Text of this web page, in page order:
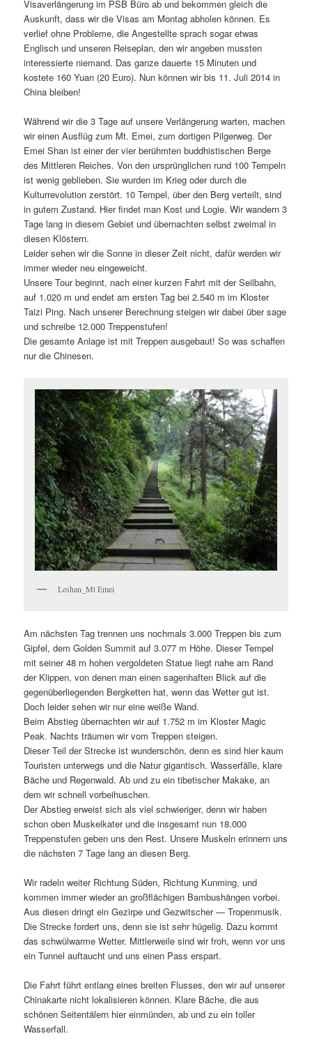
Visaverlängerung im PSB Büro ab und bekommen gleich die
Auskunft, dass wir die Visas am Montag abholen können. Es
verlief ohne Probleme, die Angestellte sprach sogar etwas
Englisch und unseren Reiseplan, den wir angeben mussten
interessierte niemand. Das ganze dauerte 15 Minuten und
kostete 160 Yuan (20 Euro). Nun können wir bis 11. Juli 2014 in
China bleiben!
Während wir die 3 Tage auf unsere Verlängerung warten, machen
wir einen Ausflüg zum Mt. Emei, zum dortigen Pilgerweg. Der
Emei Shan ist einer der vier berühmten buddhistischen Berge
des Mittleren Reiches. Von den ursprünglichen rund 100 Tempeln
ist wenig geblieben. Sie wurden im Krieg oder durch die
Kulturrevolution zerstört. 10 Tempel, über den Berg verteilt, sind
in gutem Zustand. Hier findet man Kost und Logie. Wir wandern 3
Tage lang in diesem Gebiet und übernachten selbst zweimal in
diesen Klöstern.
Leider sehen wir die Sonne in dieser Zeit nicht, dafür werden wir
immer wieder neu eingeweicht.
Unsere Tour beginnt, nach einer kurzen Fahrt mit der Seilbahn,
auf 1.020 m und endet am ersten Tag bei 2.540 m im Kloster
Taizi Ping. Nach unserer Berechnung steigen wir dabei über sage
und schreibe 12.000 Treppenstufen!
Die gesamte Anlage ist mit Treppen ausgebaut! So was schaffen
nur die Chinesen.
Leshan_Mt Emei
Am nächsten Tag trennen uns nochmals 3.000 Treppen bis zum
Gipfel, dem Golden Summit auf 3.077 m Höhe. Dieser Tempel
mit seiner 48 m hohen vergoldeten Statue liegt nahe am Rand
der Klippen, von denen man einen sagenhaften Blick auf die
gegenüberliegenden Bergketten hat, wenn das Wetter gut ist.
Doch leider sehen wir nur eine weiße Wand.
Beim Abstieg übernachten wir auf 1.752 m im Kloster Magic
Peak. Nachts träumen wir vom Treppen steigen.
Dieser Teil der Strecke ist wunderschön, denn es sind hier kaum
Touristen unterwegs und die Natur gigantisch. Wasserfälle, klare
Bäche und Regenwald. Ab und zu ein tibetischer Makake, an
dem wir schnell vorbeihuschen.
Der Abstieg erweist sich als viel schwieriger, denn wir haben
schon oben Muskelkater und die insgesamt nun 18.000
Treppenstufen geben uns den Rest. Unsere Muskeln erinnern uns
die nächsten 7 Tage lang an diesen Berg.
Wir radeln weiter Richtung Süden, Richtung Kunming, und
kommen immer wieder an großflächigen Bambushängen vorbei.
Aus diesen dringt ein Gezirpe und Gezwitscher — Tropenmusik.
Die Strecke fordert uns, denn sie ist sehr hügelig. Dazu kommt
das schwülwarme Wetter. Mittlerweile sind wir froh, wenn vor uns
ein Tunnel auftaucht und uns einen Pass erspart.
Die Fahrt führt entlang eines breiten Flusses, den wir auf unserer
Chinakarte nicht lokalisieren können. Klare Bäche, die aus
schönen Seitentälern hier einmünden, ab und zu ein toller
Wasserfall.